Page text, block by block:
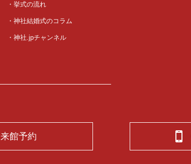
・挙式の流れ
・神社結婚式のコラム
・神社.jpチャンネル
来館予約